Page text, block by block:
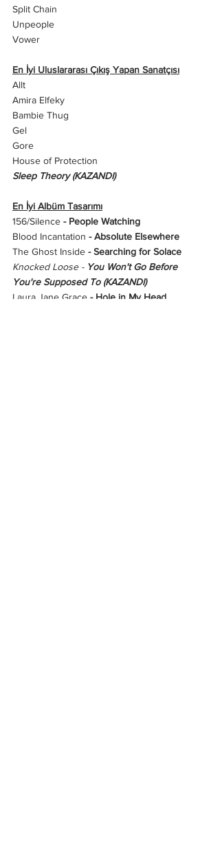
Split Chain
Unpeople
Vower
En İyi Uluslararası Çıkış Yapan Sanatçısı
Allt
Amira Elfeky
Bambie Thug
Gel
Gore
House of Protection
Sleep Theory (KAZANDI)
En İyi Albüm Tasarımı
156/Silence - People Watching
Blood Incantation - Absolute Elsewhere
The Ghost Inside - Searching for Solace
Knocked Loose - You Won't Go Before
You're Supposed To (KAZANDI)
Laura Jane Grace - Hole in My Head